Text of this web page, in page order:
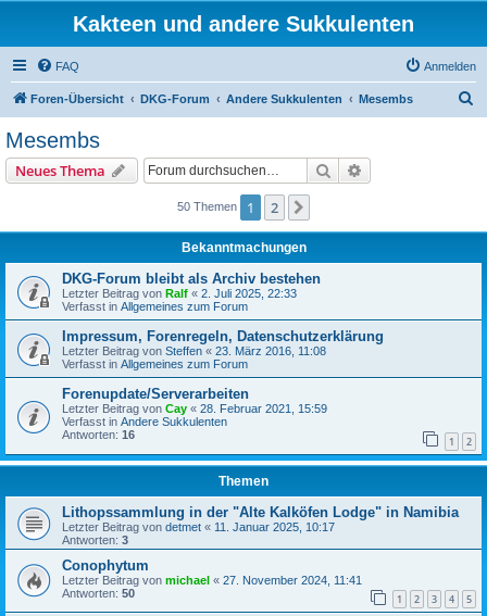
Kakteen und andere Sukkulenten
FAQ Anmelden
Foren-Übersicht DKG-Forum Andere Sukkulenten Mesembs
Mesembs
Neues Thema Suche
50 Themen 1 2
Bekanntmachungen
DKG-Forum bleibt als Archiv bestehen
Letzter Beitrag von Ralf « 2. Juli 2025, 22:33
Verfasst in Allgemeines zum Forum
Impressum, Forenregeln, Datenschutzerklärung
Letzter Beitrag von Steffen « 23. März 2016, 11:08
Verfasst in Allgemeines zum Forum
Forenupdate/Serverarbeiten
Letzter Beitrag von Cay « 28. Februar 2021, 15:59
Verfasst in Andere Sukkulenten
Antworten: 16 1 2
Themen
Lithopssammlung in der "Alte Kalköfen Lodge" in Namibia
Letzter Beitrag von detmet « 11. Januar 2025, 10:17
Antworten: 3
Conophytum
Letzter Beitrag von michael « 27. November 2024, 11:41
Antworten: 50 1 2 3 4 5